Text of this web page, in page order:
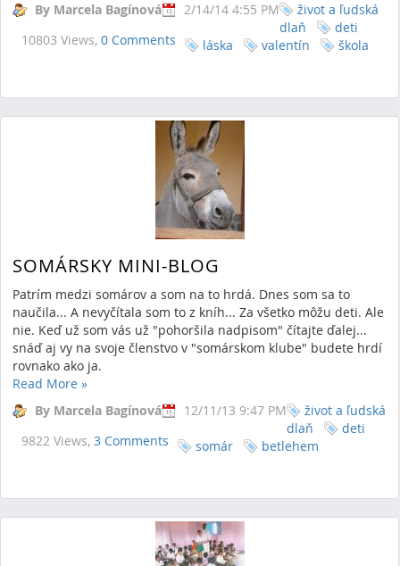
By Marcela Bagínová
2/14/14 4:55 PM
10803 Views, 0 Comments
život a ľudská
dlaň
deti
láska
valentín škola
SOMÁRSKY MINI-BLOG
Patrím medzi somárov a som na to hrdá. Dnes som sa to
naučila... A nevyčítala som to z kníh... Za všetko môžu deti. Ale
nie. Keď už som vás už "pohoršila nadpisom" čítajte ďalej...
snáď aj vy na svoje členstvo v "somárskom klube" budete hrdí
rovnako ako ja.
Read More »
By Marcela Bagínová
12/11/13 9:47 PM
9822 Views, 3 Comments
život a ľudská
dlaň
deti
somár
betlehem